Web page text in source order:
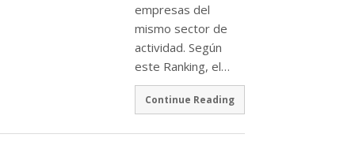
empresas del
mismo sector de
actividad. Según
este Ranking, el…
Continue Reading